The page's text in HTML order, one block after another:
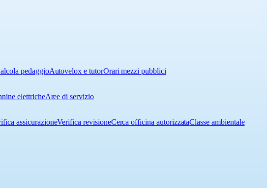
pedaggioAutovelox e tutorOrari mezzi pubblici
elettricheAree di servizio
assicurazioneVerifica revisioneCerca officina autorizzataClasse ambientale